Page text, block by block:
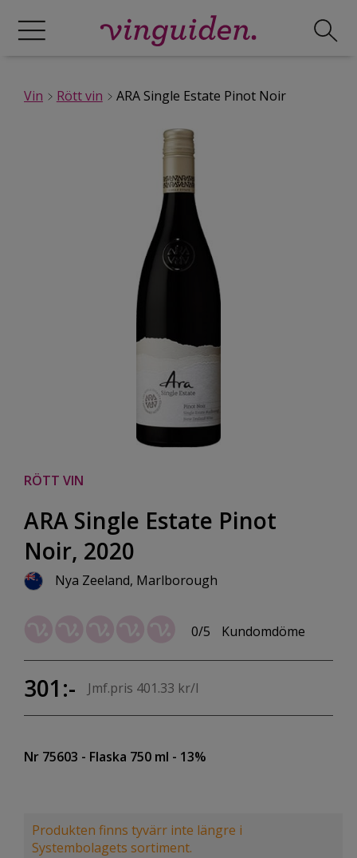
Vin Rött vin ARA Single Estate Pinot Noir
RÖTT VIN
ARA Single Estate Pinot
Noir, 2020
Nya Zeeland, Marlborough
0/5 Kundomdöme
301:- Jmf.pris 401.33 kr/l
Nr 75603 - Flaska 750 ml - 13%
Produkten finns tyvärr inte längre i
Systembolagets sortiment.